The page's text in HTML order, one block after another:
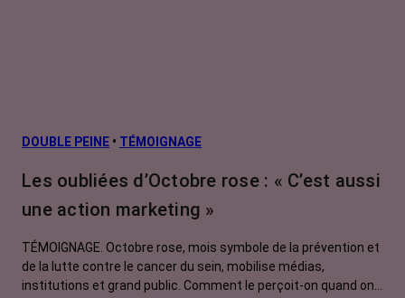
L’après cancer
Traitements
contre le cancer
DOUBLE PEINE • TÉMOIGNAGE
Les oubliées d’Octobre rose : « C’est aussi
une action marketing »
TÉMOIGNAGE. Octobre rose, mois symbole de la prévention et
de la lutte contre le cancer du sein, mobilise médias,
institutions et grand public. Comment le perçoit-on quand on